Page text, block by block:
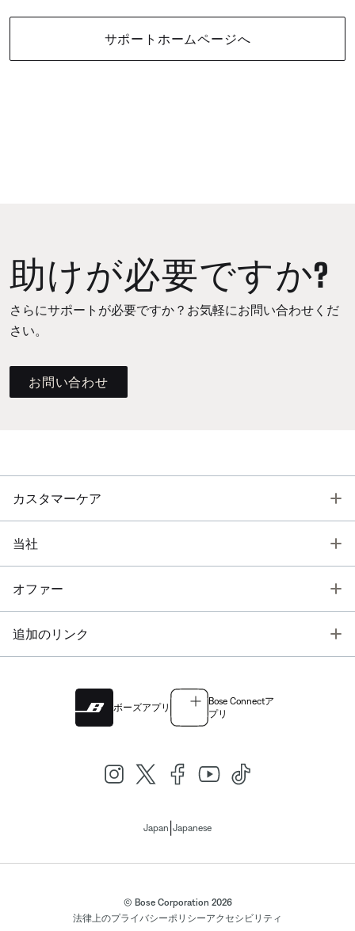
サポートホームページへ
助けが必要ですか?
さらにサポートが必要ですか？お気軽にお問い合わせくだ
さい。
お問い合わせ
カスタマーケア
当社
オファー
追加のリンク
ボーズアプリ
Bose Connectア
プリ
Japan Japanese
© Bose Corporation 2026
法律上のプライバシーポリシーアクセシビリティ